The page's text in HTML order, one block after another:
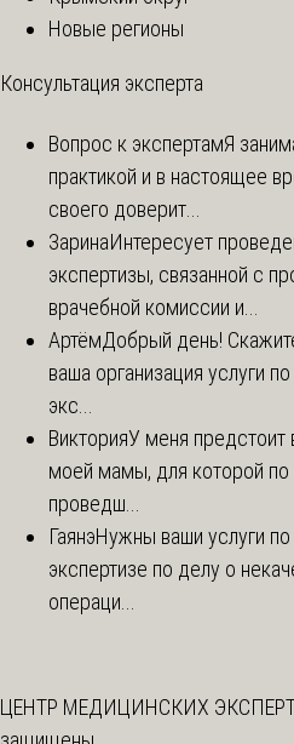
Новые регионы
Консультация эксперта
Вопрос к экспертамЯ
практикой и в настоящее
своего доверит...
ЗаринаИнтересует
экспертизы, связанной с
врачебной комиссии и...
АртёмДобрый день!
ваша организация услуги
экс...
ВикторияУ меня
моей мамы, для которой по
проведш...
ГаянэНужны ваши услуги
экспертизе по делу о
операци...
ЦЕНТР МЕДИЦИНСКИХ